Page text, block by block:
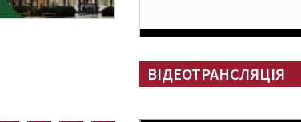
ВІДЕОТРАНСЛЯЦІЯ